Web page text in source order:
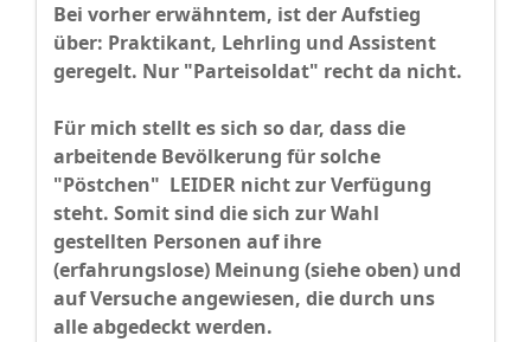
Bei vorher erwähntem, ist der Aufstieg
über: Praktikant, Lehrling und Assistent
geregelt. Nur "Parteisoldat" recht da nicht.
Für mich stellt es sich so dar, dass die
arbeitende Bevölkerung für solche
"Pöstchen" LEIDER nicht zur Verfügung
steht. Somit sind die sich zur Wahl
gestellten Personen auf ihre
(erfahrungslose) Meinung (siehe oben) und
auf Versuche angewiesen, die durch uns
alle abgedeckt werden.